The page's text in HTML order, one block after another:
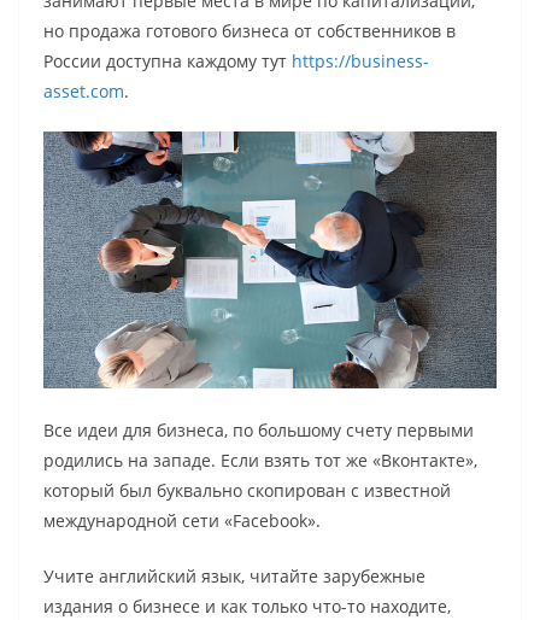
но продажа готового бизнеса от собственников в
России доступна каждому тут https://business-
asset.com.
Все идеи для бизнеса, по большому счету первыми
родились на западе. Если взять тот же «Вконтакте»,
который был буквально скопирован с известной
международной сети «Facebook».
Учите английский язык, читайте зарубежные
издания о бизнесе и как только что-то находите,